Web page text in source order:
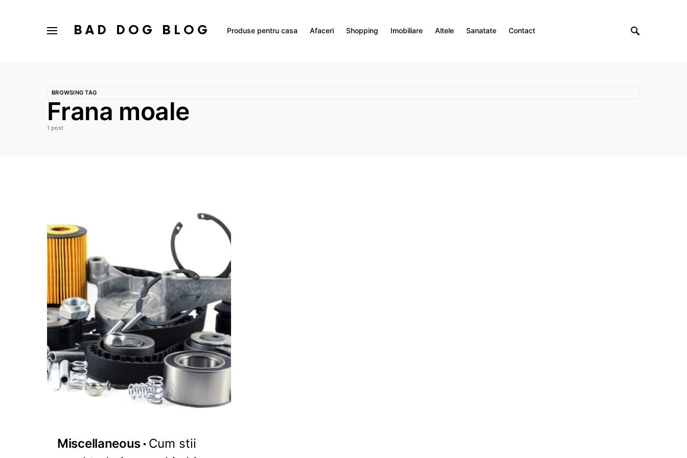
BAD DOG BLOG Produse pentru casa Afaceri Shopping Imobiliare Altele Sanatate Contact
BROWSING TAG
Frana moale
1 post
Miscellaneous Cum stii